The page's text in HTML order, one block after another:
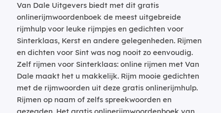
Van Dale Uitgevers biedt met dit gratis
onlinerijmwoordenboek de meest uitgebreide
rijmhulp voor leuke rijmpjes en gedichten voor
Sinterklaas, Kerst en andere gelegenheden. Rijmen
en dichten voor Sint was nog nooit zo eenvoudig.
Zelf rijmen voor Sinterklaas: online rijmen met Van
Dale maakt het u makkelijk. Rijm mooie gedichten
met de rijmwoorden uit deze gratis onlinerijmhulp.
Rijmen op naam of zelfs spreekwoorden en